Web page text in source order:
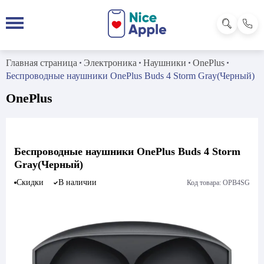
Главная страница Электроника Наушники
OnePlus
Беспроводные наушники OnePlus Buds 4 Storm Gray(Черный)
OnePlus
Беспроводные наушники OnePlus Buds 4 Storm
Gray(Черный)
Скидки В наличии Код товара: OPB4SG